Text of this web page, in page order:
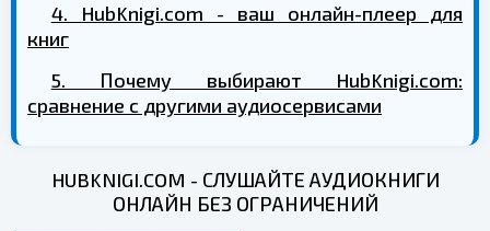
4. HubKnigi.com - ваш онлайн-плеер для
книг
5. Почему выбирают HubKnigi.com:
сравнение с другими аудиосервисами
HUBKNIGI.COM - СЛУШАЙТЕ АУДИОКНИГИ
ОНЛАЙН БЕЗ ОГРАНИЧЕНИЙ